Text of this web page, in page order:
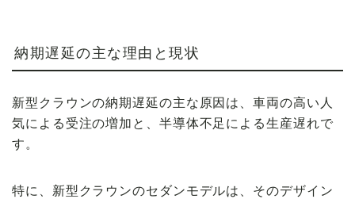
納期遅延の主な理由と現状
新型クラウンの納期遅延の主な原因は、車両の高い人
気による受注の増加と、半導体不足による生産遅れで
す。
特に、新型クラウンのセダンモデルは、そのデザイン